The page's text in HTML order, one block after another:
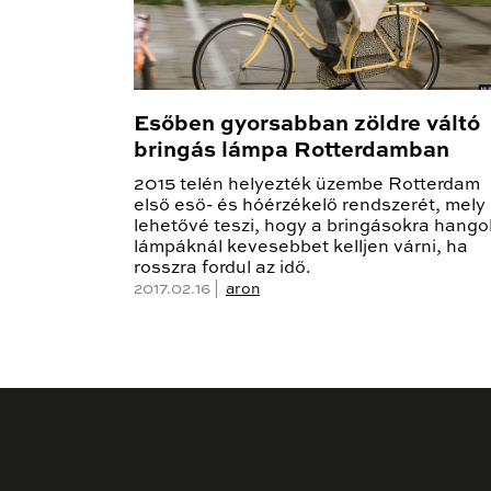
Esőben gyorsabban zöldre váltó
bringás lámpa Rotterdamban
2015 telén helyezték üzembe Rotterdam
első eső- és hóérzékelő rendszerét, mely
lehetővé teszi, hogy a bringásokra
lámpáknál kevesebbet kelljen várni, ha
rosszra fordul az idő.
2017.02.16 | aron